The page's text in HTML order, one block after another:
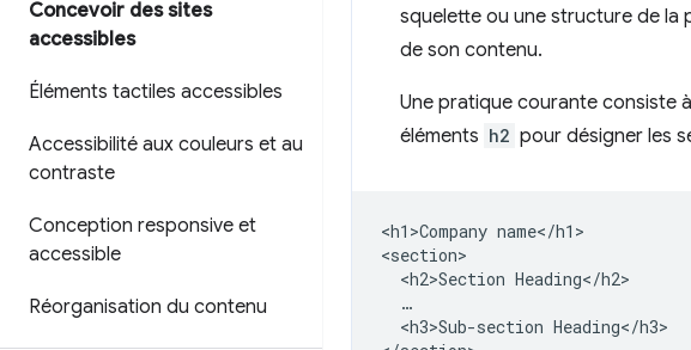
Concevoir des sites
accessibles
Éléments tactiles accessibles
Accessibilité aux couleurs et au
contraste
Conception responsive et
accessible
Réorganisation du contenu
squelette ou une structure de la
de son contenu.
Une pratique courante consiste
éléments h2 pour désigner les
<h1>Company name</h1>
<section>
  <h2>Section Heading</h2>
  …
  <h3>Sub-section Heading</h3>